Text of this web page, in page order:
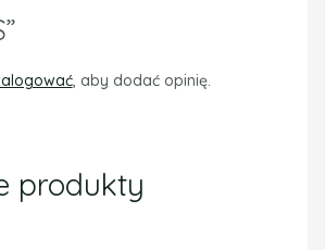
, aby dodać opinię.
produkty